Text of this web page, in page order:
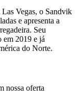
Vegas, o Sandvik
e apresenta a
Seu
em 2019 e já
do Norte.
nossa oferta